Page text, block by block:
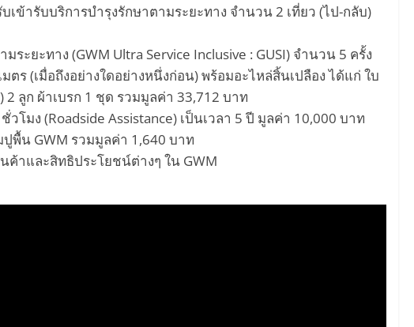
ข้ารับบริการบำรุงรักษาตามระยะทาง จำนวน 2 เที่ยว (ไป-กลับ)
ระยะทาง (GWM Ultra Service Inclusive : GUSI) จำนวน 5 ครั้ง
ตร (เมื่อถึงอย่างใดอย่างหนึ่งก่อน) พร้อมอะไหล่สิ้นเปลือง ได้แก่ ใบ
ลูก ผ้าเบรก 1 ชุด รวมมูลค่า 33,712 บาท
โมง (Roadside Assistance) เป็นเวลา 5 ปี มูลค่า 10,000 บาท
พื้น GWM รวมมูลค่า 1,640 บาท
ค้าและสิทธิประโยชน์ต่างๆ ใน GWM